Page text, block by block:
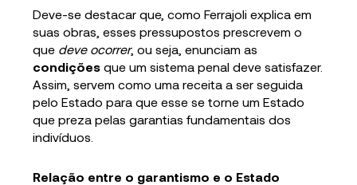
Deve-se destacar que, como Ferrajoli explica em
suas obras, esses pressupostos prescrevem o
que deve ocorrer, ou seja, enunciam as
condições que um sistema penal deve satisfazer.
Assim, servem como uma receita a ser seguida
pelo Estado para que esse se torne um Estado
que preza pelas garantias fundamentais dos
indivíduos.
Relação entre o garantismo e o Estado